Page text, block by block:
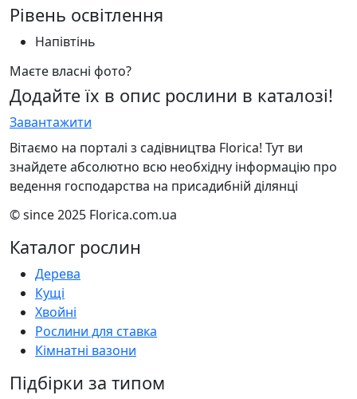
Рівень освітлення
Напівтінь
Маєте власні фото?
Додайте їх в опис рослини в каталозі!
Завантажити
Вітаємо на порталі з садівництва Florica! Тут ви
знайдете абсолютно всю необхідну інформацію про
ведення господарства на присадибній ділянці
© since 2025 Florica.com.ua
Каталог рослин
Дерева
Кущі
Хвойні
Рослини для ставка
Кімнатні вазони
Підбірки за типом